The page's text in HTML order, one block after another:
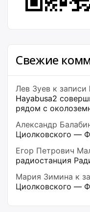
Свежие
Лев Зуев к записи
Hayabusa2
рядом с
Александр
Циолковского —
Егор Петрович
радиостанция
Мария Зимина к
Циолковского —